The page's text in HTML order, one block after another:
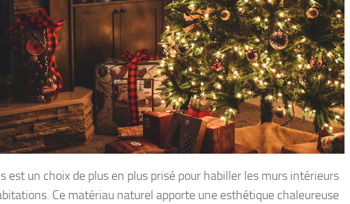
est un choix de plus en plus prisé pour habiller les murs intérieurs
Ce matériau naturel apporte une esthétique chaleureuse